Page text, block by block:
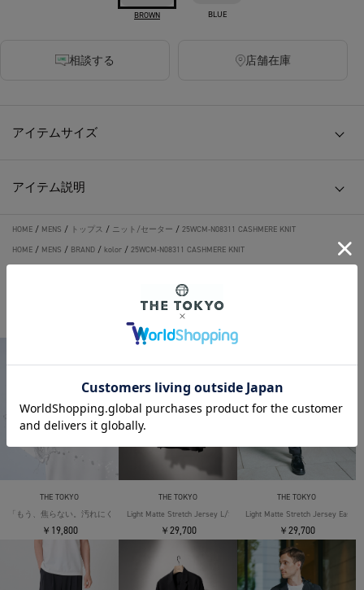
BROWN BLUE
相談する 店舗在庫
アイテムサイズ
アイテム説明
HOME / MENS / トップス / ニット/セーター / 25WCM-N08311 CASHMERE KNIT
HOME / MENS / BRAND / kolor / 25WCM-N08311 CASHMERE KNIT
THE TOKYO ORIGINAL ITEMS
THE TOKYO
「もう、焦らない。汚れにくい」SOLOTEX Jersey S/S T-Shirts
￥19,800
THE TOKYO
Light Matte Stretch Jersey L/S Shirt
￥29,700
THE TOKYO
Light Matte Stretch Jersey Easy
￥29,700